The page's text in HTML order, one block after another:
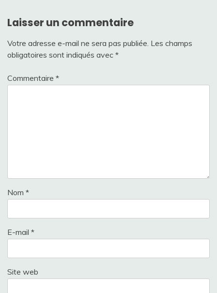
Laisser un commentaire
Votre adresse e-mail ne sera pas publiée. Les champs
obligatoires sont indiqués avec *
Commentaire *
Nom *
E-mail *
Site web